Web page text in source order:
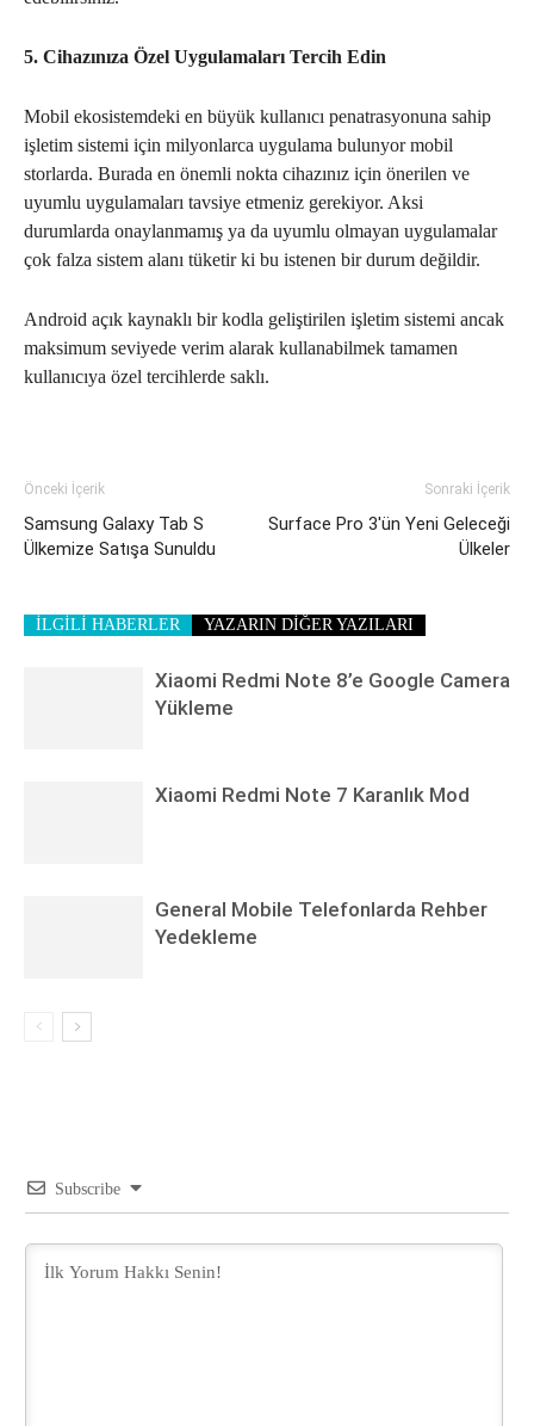
5. Cihazınıza Özel Uygulamaları Tercih Edin
Mobil ekosistemdeki en büyük kullanıcı penatrasyonuna sahip
işletim sistemi için milyonlarca uygulama bulunyor mobil
storlarda. Burada en önemli nokta cihazınız için önerilen ve
uyumlu uygulamaları tavsiye etmeniz gerekiyor. Aksi
durumlarda onaylanmamış ya da uyumlu olmayan uygulamalar
çok falza sistem alanı tüketir ki bu istenen bir durum değildir.
Android açık kaynaklı bir kodla geliştirilen işletim sistemi ancak
maksimum seviyede verim alarak kullanabilmek tamamen
kullanıcıya özel tercihlerde saklı.
Önceki İçerik
Samsung Galaxy Tab S
Ülkemize Satışa Sunuldu
Sonraki İçerik
Surface Pro 3′ün Yeni Geleceği
Ülkeler
İLGİLİ HABERLER YAZARIN DİĞER YAZILARI
Xiaomi Redmi Note 8’e Google Camera
Yükleme
Xiaomi Redmi Note 7 Karanlık Mod
General Mobile Telefonlarda Rehber
Yedekleme
Subscribe